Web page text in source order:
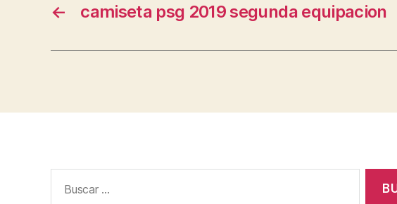
← camiseta psg 2019 segunda equipacion